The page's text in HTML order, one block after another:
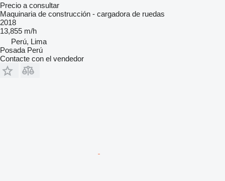
Precio a consultar
Maquinaria de construcción - cargadora de ruedas
2018
13,855 m/h
Perú, Lima
Posada Perú
Contacte con el vendedor